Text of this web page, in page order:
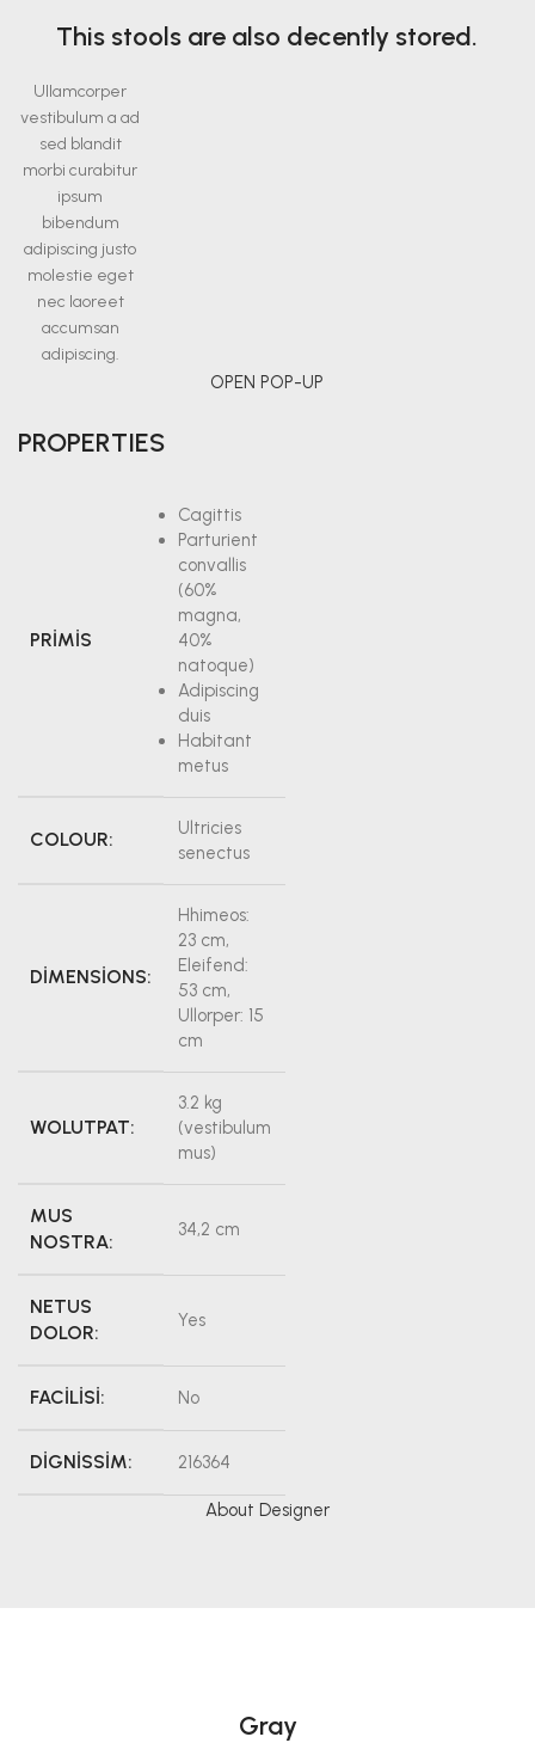
This stools are also decently stored.
Ullamcorper
vestibulum a ad
sed blandit
morbi curabitur
ipsum
bibendum
adipiscing justo
molestie eget
nec laoreet
accumsan
adipiscing.
OPEN POP-UP
PROPERTIES
PRIMIS
Cagittis
Parturient
convallis
(60%
magna,
40%
natoque)
Adipiscing
duis
Habitant
metus
COLOUR:
Ultricies
senectus
DIMENSIONS:
Hhimeos:
23 cm,
Eleifend:
53 cm,
Ullorper: 15
cm
WOLUTPAT:
3.2 kg
(vestibulum
mus)
MUS
NOSTRA:
34,2 cm
NETUS
DOLOR:
Yes
FACILISI: No
DIGNISSIM: 216364
About Designer
Gray